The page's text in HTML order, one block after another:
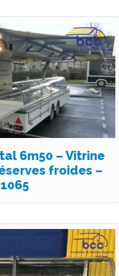
6m50 – Vitrine
froides –
1065